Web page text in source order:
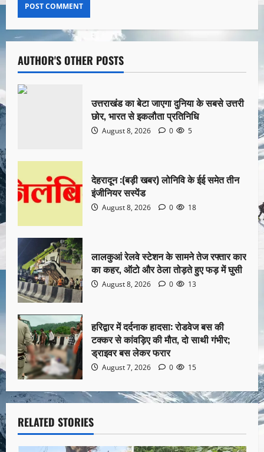
AUTHOR'S OTHER POSTS
उत्तराखंड का बेटा जाएगा दुनिया के सबसे उत्तरी
छोर, भारत से इकलौता प्रतिनिधि
August 8, 2026 0 5
देहरादून :(बड़ी खबर) लोनिवि के ईई समेत तीन
इंजीनियर सस्पेंड
August 8, 2026 0 18
लालकुआं रेलवे स्टेशन के सामने तेज रफ्तार कार
का कहर, ऑटो और ठेला तोड़ते हुए फड़ में घुसी
August 8, 2026 0 13
हरिद्वार में दर्दनाक हादसा: रोडवेज बस की
टक्कर से कांवड़िए की मौत, दो साथी गंभीर;
ड्राइवर बस लेकर फरार
August 7, 2026 0 15
RELATED STORIES